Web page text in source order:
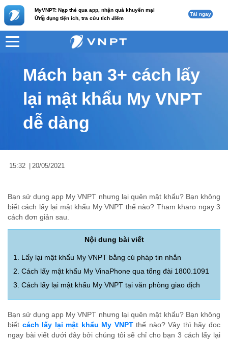
MyVNPT: Nạp thẻ qua app, nhận quà khuyến mại
Ứng dụng tiện ích, tra cứu tích điểm
c Tải ngay
VNPT Nội dung tin
Mách bạn 3+ cách lấy
lại mật khẩu My VNPT
dễ dàng
15:32 20/05/2021
Bạn sử dụng app My VNPT nhưng lại quên mật khẩu? Bạn không
biết cách lấy lại mật khẩu My VNPT thế nào? Tham kharo ngay 3
cách đơn giản sau.
Nội dung bài viết
1. Lấy lại mật khẩu My VNPT bằng cú pháp tin nhắn
2. Cách lấy mật khẩu My VinaPhone qua tổng đài 1800.1091
3. Cách lấy lại mật khẩu My VNPT tại văn phòng giao dịch
Bạn sử dụng app My VNPT nhưng lại quên mật khẩu? Bạn không
biết cách lấy lại mật khẩu My VNPTthế nào? Vậy thì hãy đọc
ngay bài viết dưới đây bởi chúng tôi sẽ chỉ cho bạn 3 cách lấy lại